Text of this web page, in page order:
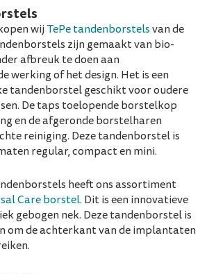
wij TePe tandenborstelsvan de
zijn gemaakt van bio-
afbreuk te doen aan
werking of het design. Het is een
tandenborstel geschikt voor oudere
De taps toelopende borstelkop
en de afgeronde borstelharen
reiniging. Deze tandenborstel is
regular, compact en mini.
heeft ons assortiment
Care borstel. Dit is een innovatieve
gebogen nek. Deze tandenborstel is
om de achterkant van de implantaten